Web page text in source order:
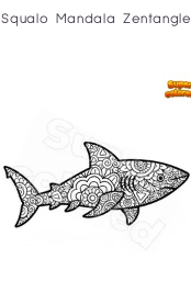
Squalo Mandala Zentangle